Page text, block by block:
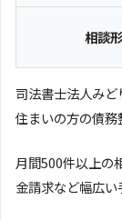
相談
司法書士法人み
住まいの方の債務
月間500件以上の
金請求など幅広い